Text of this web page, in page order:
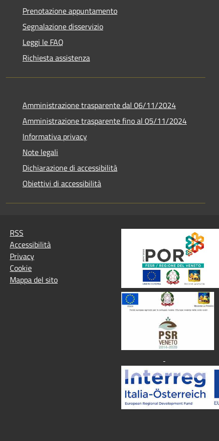
Prenotazione appuntamento
Segnalazione disservizio
Leggi le FAQ
Richiesta assistenza
Amministrazione trasparente dal 06/11/2024
Amministrazione trasparente fino al 05/11/2024
Informativa privacy
Note legali
Dichiarazione di accessibilità
Obiettivi di accessibilità
RSS
Accessibilità
Privacy
Cookie
Mappa del sito